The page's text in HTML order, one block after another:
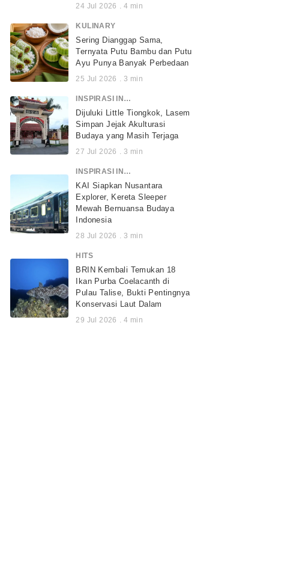
24 Jul 2026 . 4 min
KULINARY
Sering Dianggap Sama,
Ternyata Putu Bambu dan Putu
Ayu Punya Banyak Perbedaan
25 Jul 2026 . 3 min
INSPIRASI INDONESIA
Dijuluki Little Tiongkok, Lasem
Simpan Jejak Akulturasi
Budaya yang Masih Terjaga
27 Jul 2026 . 3 min
INSPIRASI INDONESIA
KAI Siapkan Nusantara
Explorer, Kereta Sleeper
Mewah Bernuansa Budaya
Indonesia
28 Jul 2026 . 3 min
HITS
BRIN Kembali Temukan 18
Ikan Purba Coelacanth di
Pulau Talise, Bukti Pentingnya
Konservasi Laut Dalam
29 Jul 2026 . 4 min